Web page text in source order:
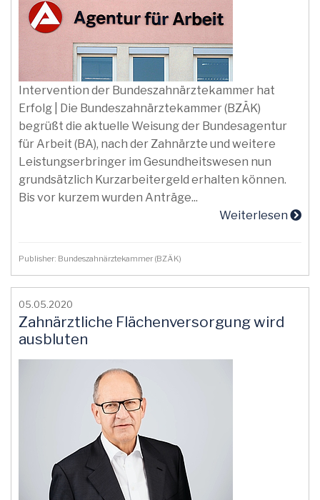
Intervention der Bundeszahnärztekammer hat
Erfolg | Die Bundeszahnärztekammer (BZÄK)
begrüßt die aktuelle Weisung der Bundesagentur
für Arbeit (BA), nach der Zahnärzte und weitere
Leistungserbringer im Gesundheitswesen nun
grundsätzlich Kurzarbeitergeld erhalten können.
Bis vor kurzem wurden Anträge...
Weiterlesen
Publisher: Bundeszahnärztekammer (BZÄK)
05.05.2020
Zahnärztliche Flächenversorgung wird
ausbluten